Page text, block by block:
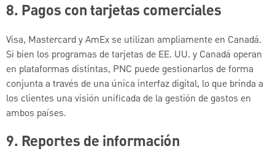
8. Pagos con tarjetas comerciales
Visa, Mastercard y AmEx se utilizan ampliamente en Canadá.
Si bien los programas de tarjetas de EE. UU. y Canadá operan
en plataformas distintas, PNC puede gestionarlos de forma
conjunta a través de una única interfaz digital, lo que brinda a
los clientes una visión unificada de la gestión de gastos en
ambos países.
9.Reportes de información